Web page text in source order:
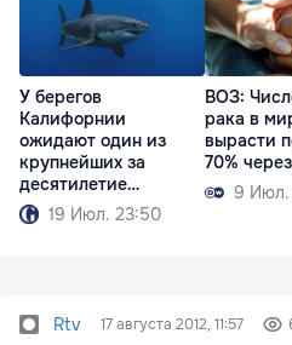
У берегов
Калифорнии
ожидают один из
крупнейших за
десятилетие
притоков белых акул
19 Июл. 23:50
ВОЗ:
рака в
вырасти
70%
9 Июл.
Rtv 17 августа 2012, 11:57